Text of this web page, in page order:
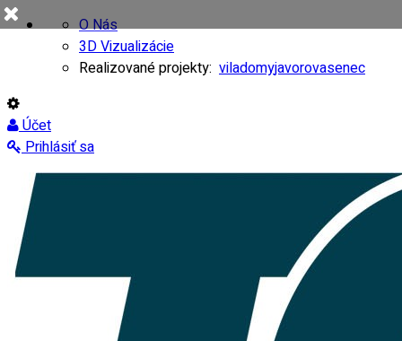
O Nás
3D Vizualizácie
Realizované projekty: viladomyjavorovasenec
Účet
Prihlásiť sa